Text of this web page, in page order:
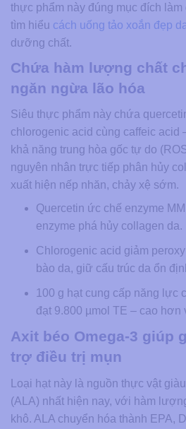
thực phẩm này đúng mục đích
tìm hiểu cách uống tảo xoắn đẹp
dưỡng chất.
Chứa hàm lượng chất
ngăn ngừa lão hóa
Siêu thực phẩm này chứa
chlorogenic acid cùng caffeic acid
khả năng trung hòa gốc tự do
nguyên nhân trực tiếp phân hủy
xuất hiện nếp nhăn, chảy xệ sớm.
Quercetin ức chế enzyme
enzyme phá hủy collagen da.
Chlorogenic acid giảm
bào da, giữ cấu trúc da ổn
100 g hạt cung cấp năng lực
đạt 9.800 µmol TE – cao hơn
Axit béo Omega-3 giúp
trợ điều trị mụn
Loại hạt này là nguồn thực vật
(ALA) nhất hiện nay, với hàm
khô. ALA chuyển hóa thành EPA,